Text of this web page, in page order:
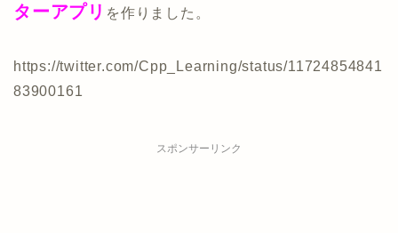
ターアプリ を作りました。
https://twitter.com/Cpp_Learning/status/11724854841
83900161
スポンサーリンク